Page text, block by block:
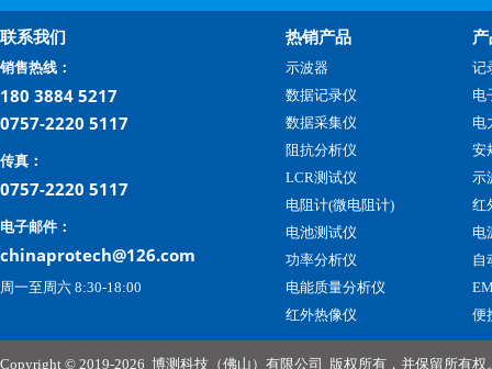
联系我们
销售热线：
180 3884 5217
0757-2220 5117
传真：
0757-2220 5117
电子邮件：
chinaprotech@126.com
周一至周六 8:30-18:00
热销产品
示波器
数据记录仪
数据采集仪
阻抗分析仪
LCR测试仪
电阻计(微电阻计)
电池测试仪
功率分析仪
电能质量分析仪
红外热像仪
记
电
电
安
示
红
电
自
便
Copyright © 2019-2026 博测科技（佛山）有限公司 版权所有，并保留所有